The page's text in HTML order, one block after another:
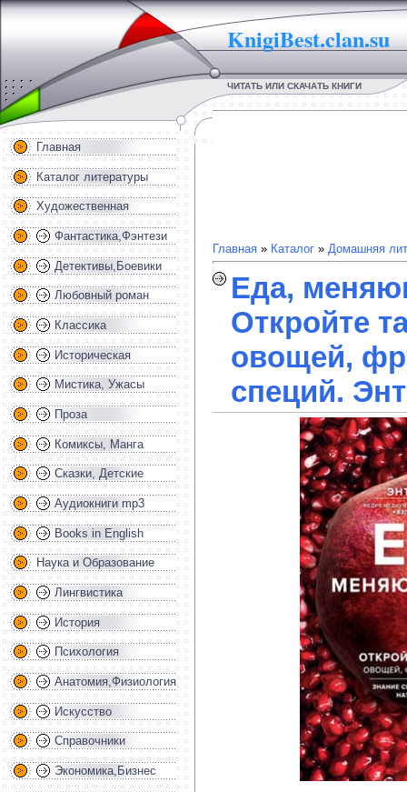
KnigiBest.clan.su
ЧИТАТЬ ИЛИ СКАЧАТЬ КНИГИ
Главная
Каталог литературы
Художественная
Фантастика,Фэнтези
Детективы,Боевики
Любовный роман
Классика
Историческая
Мистика, Ужасы
Проза
Комиксы, Манга
Сказки, Детские
Аудиокниги mp3
Books in English
Наука и Образование
Лингвистика
История
Психология
Анатомия,Физиология
Искусство
Справочники
Экономика,Бизнес
Главная » Каталог » Домашняя
Еда,
Откройте
овощей,
специй.